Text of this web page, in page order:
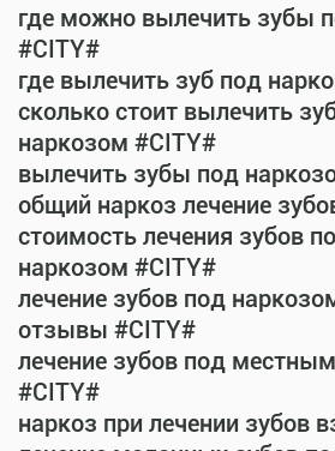
где можно вылечить зубы
#CITY#
где вылечить зуб под
сколько стоит вылечить
наркозом #CITY#
вылечить зубы под
общий наркоз лечение
стоимость лечения зубов
наркозом #CITY#
лечение зубов под
отзывы #CITY#
лечение зубов под
#CITY#
наркоз при лечении зубов